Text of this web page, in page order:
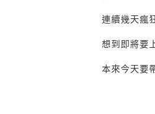
連續幾天瘋
想到即將要
本來今天要